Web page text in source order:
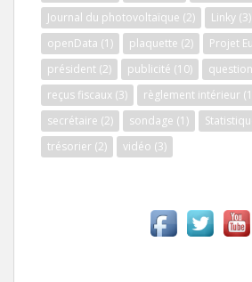
Journal du photovoltaïque (2) Linky (3)
openData (1) plaquette (2) Projet
président (2) publicité (10)
reçus fiscaux (3) règlement intérieur
secrétaire (2) sondage (1)
trésorier (2) vidéo (3)